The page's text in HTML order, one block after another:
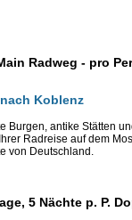
Radweg - pro
Koblenz
Burgen, antike Stätten
Radreise auf dem
von Deutschland.
5 Nächte p. P.